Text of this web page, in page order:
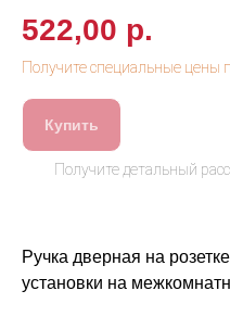
522,00 р.
Купить
Ручка дверная на
установки на